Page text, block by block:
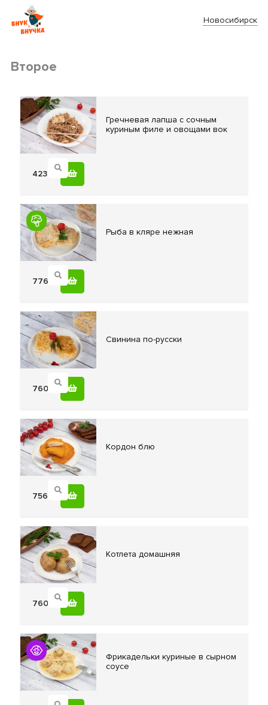
Новосибирск
Второе
Гречневая лапша с сочным
куриным филе и овощами вок
423
Рыба в кляре нежная
776
Свинина по-русски
760
Кордон блю
756
Котлета домашняя
760
Фрикадельки куриные в сырном
соусе